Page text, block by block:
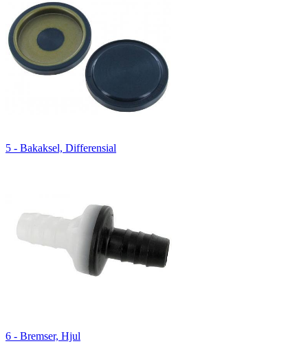
5 - Bakaksel, Differensial
6 - Bremser, Hjul